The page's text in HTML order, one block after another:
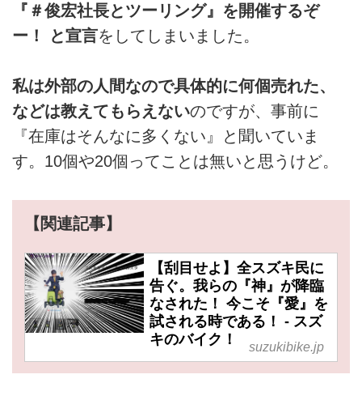
『＃俊宏社長とツーリング』を開催するぞ
ー！ と宣言をしてしまいました。
私は外部の人間なので具体的に何個売れた、
などは教えてもらえないのですが、事前に
『在庫はそんなに多くない』と聞いていま
す。10個や20個ってことは無いと思うけど。
【関連記事】
【刮目せよ】全スズキ民に
告ぐ。我らの『神』が降臨
なされた！ 今こそ『愛』を
試される時である！ - スズ
キのバイク！
suzukibike.jp